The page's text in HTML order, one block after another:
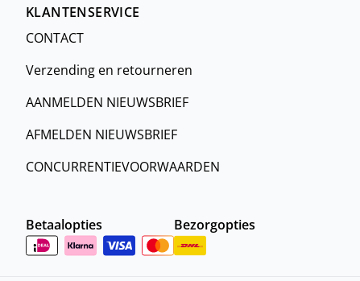
KLANTENSERVICE
CONTACT
Verzending en retourneren
AANMELDEN NIEUWSBRIEF
AFMELDEN NIEUWSBRIEF
CONCURRENTIEVOORWAARDEN
Betaalopties Bezorgopties